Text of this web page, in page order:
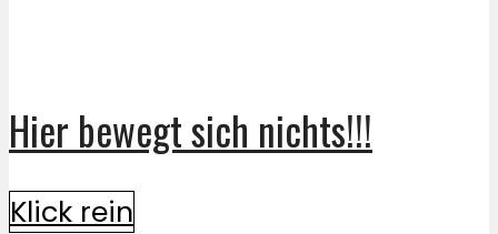
Hier bewegt sich nichts!!!
Klick rein